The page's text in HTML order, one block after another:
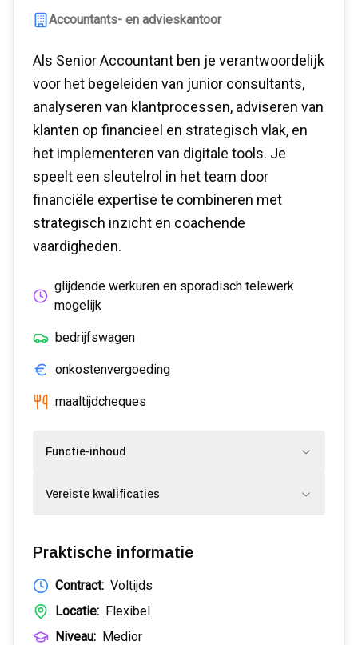
Accountants- en advieskantoor
Als Senior Accountant ben je verantwoordelijk
voor het begeleiden van junior consultants,
analyseren van klantprocessen, adviseren van
klanten op financieel en strategisch vlak, en
het implementeren van digitale tools. Je
speelt een sleutelrol in het team door
financiële expertise te combineren met
strategisch inzicht en coachende
vaardigheden.
glijdende werkuren en sporadisch telewerk
mogelijk
bedrijfswagen
onkostenvergoeding
maaltijdcheques
Functie-inhoud
Vereiste kwalificaties
Praktische informatie
Contract: Voltijds
Locatie: Flexibel
Niveau: Medior